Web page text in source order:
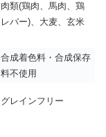
肉類(鶏肉、馬肉、鶏
レバー)、大麦、玄米
合成着色料・合成保存
料不使用
グレインフリー